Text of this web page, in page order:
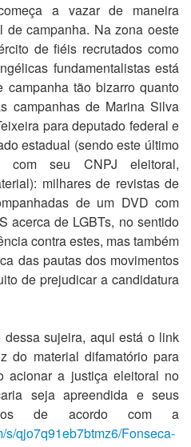
a vazar de maneira
de campanha. Na zona oeste
de fiéis recrutados como
fundamentalistas está
campanha tão bizarro quanto
campanhas de Marina Silva
para deputado federal e
estadual (sendo este último
com seu CNPJ eleitoral,
milhares de revistas de
de um DVD com
acerca de LGBTs, no sentido
contra estes, mas também
das pautas dos movimentos
de prejudicar a candidatura
sujeira, aqui está o link
do material difamatório para
acionar a justiça eleitoral no
seja apreendida e seus
de acordo com a
s/qjo7q91eb7btmz6/Fonseca-